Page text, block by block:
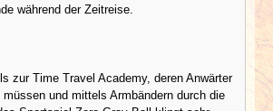
während der Zeitreise.
zur Time Travel Academy, deren Anwärter
und mittels Armbändern durch die